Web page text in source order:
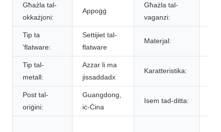
Għażla tal-
okkażjoni:
Appoġġ
Għażla tal-
vaganzi:
Tip ta
'flatware:
Settijiet tal-
flatware
Materjal:
Tip tal-
metall:
Azzar li ma
jissaddadx
Karatteristika:
Post tal-
oriġini:
Guangdong,
iċ-Ċina
Isem tad-ditta: